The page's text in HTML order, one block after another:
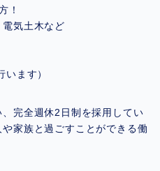
！
気土木など
います）
完全週休2日制を採用してい
家族と過ごすことができる働